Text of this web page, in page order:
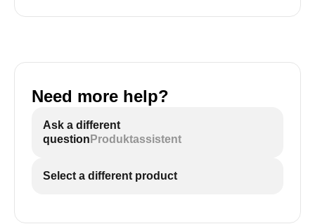
Need more help?
Ask a different
question Produktassistent
Select a different product